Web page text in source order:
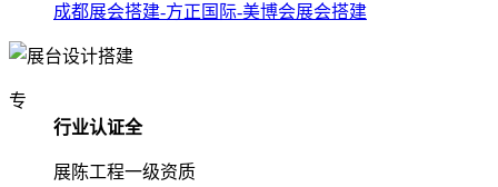
成都展会搭建-方正国际-美博会展会搭建
专
行业认证全
展陈工程一级资质